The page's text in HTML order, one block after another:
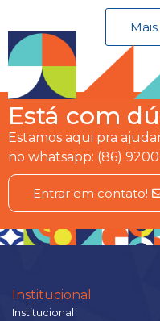
Está com
Estamos aqui pra
no whatsapp: (86)
Entrar em contato!
Institucional
Institucional